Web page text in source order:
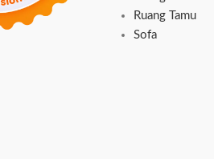
Ruang Tamu
Sofa